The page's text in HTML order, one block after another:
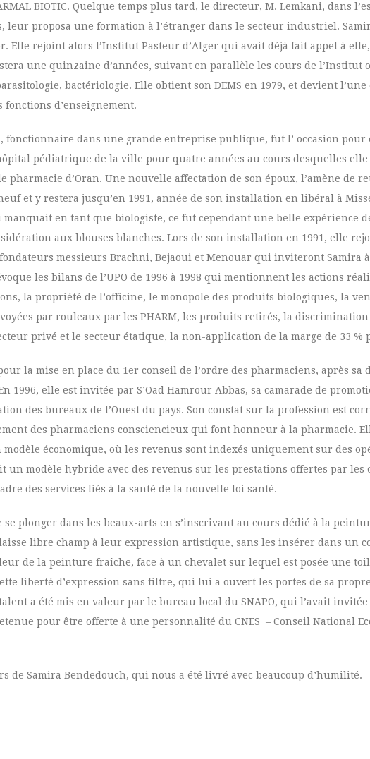
BIOTIC. Quelque temps plus tard, le directeur, M. Lemkani, dans
leur proposa une formation à l’étranger dans le secteur industriel.
Elle rejoint alors l’Institut Pasteur d’Alger qui avait déjà fait appel à
une quinzaine d’années, suivant en parallèle les cours de l’Institut
bactériologie. Elle obtient son DEMS en 1979, et devient
d’enseignement.
fonctionnaire dans une grande entreprise publique, fut l’ occasion
pédiatrique de la ville pour quatre années au cours desquelles
pharmacie d’Oran. Une nouvelle affectation de son époux, l’amène de
et y restera jusqu’en 1991, année de son installation en libéral à
en tant que biologiste, ce fut cependant une belle expérience
aux blouses blanches. Lors de son installation en 1991, elle
fondateurs messieurs Brachni, Bejaoui et Menouar qui inviteront Samira
les bilans de l’UPO de 1996 à 1998 qui mentionnent les actions
la propriété de l’officine, le monopole des produits biologiques, la
par rouleaux par les PHARM, les produits retirés, la
privé et le secteur étatique, la non-application de la marge de 33 %
la mise en place du 1er conseil de l’ordre des pharmaciens, après
1996, elle est invitée par S’Oad Hamrour Abbas, sa camarade de
des bureaux de l’Ouest du pays. Son constat sur la profession est
des pharmaciens consciencieux qui font honneur à la pharmacie.
économique, où les revenus sont indexés uniquement sur des
modèle hybride avec des revenus sur les prestations offertes par les
des services liés à la santé de la nouvelle loi santé.
se plonger dans les beaux-arts en s’inscrivant au cours dédié à la
libre champ à leur expression artistique, sans les insérer dans un
de la peinture fraîche, face à un chevalet sur lequel est posée une
liberté d’expression sans filtre, qui lui a ouvert les portes de sa
a été mis en valeur par le bureau local du SNAPO, qui l’avait
pour être offerte à une personnalité du CNES – Conseil National
de Samira Bendedouch, qui nous a été livré avec beaucoup d’humilité.